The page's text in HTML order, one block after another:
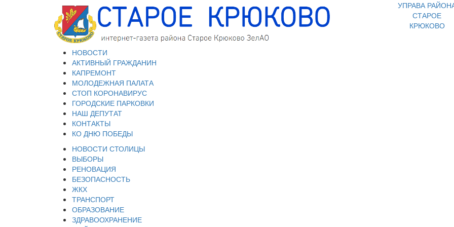
УПРАВА
СТАРОЕ
КРЮКОВО
НОВОСТИ
АКТИВНЫЙ ГРАЖДАНИН
КАПРЕМОНТ
МОЛОДЕЖНАЯ ПАЛАТА
СТОП КОРОНАВИРУС
ГОРОДСКИЕ ПАРКОВКИ
НАШ ДЕПУТАТ
КОНТАКТЫ
КО ДНЮ ПОБЕДЫ
НОВОСТИ СТОЛИЦЫ
ВЫБОРЫ
РЕНОВАЦИЯ
БЕЗОПАСНОСТЬ
ЖКХ
ТРАНСПОРТ
ОБРАЗОВАНИЕ
ЗДРАВООХРАНЕНИЕ